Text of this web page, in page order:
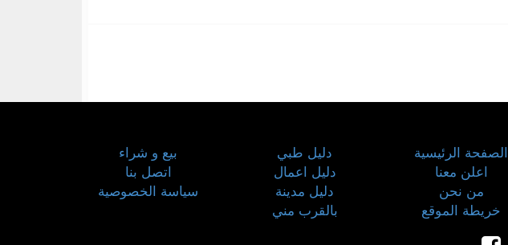
بيع و شراء
اتصل بنا
سياسة الخصوصية
دليل طبي
دليل اعمال
دليل مدينة
بالقرب مني
الصفحة الرئيسية
اعلن معنا
من نحن
خريطة الموقع